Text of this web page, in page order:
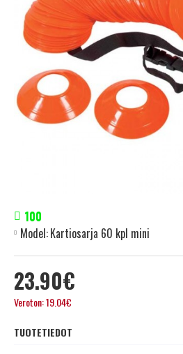
23.90€
Veroton: 19.04€
100
Model:Kartiosarja 60 kpl mini
TUOTETIEDOT